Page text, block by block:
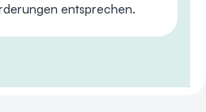
entsprechen.